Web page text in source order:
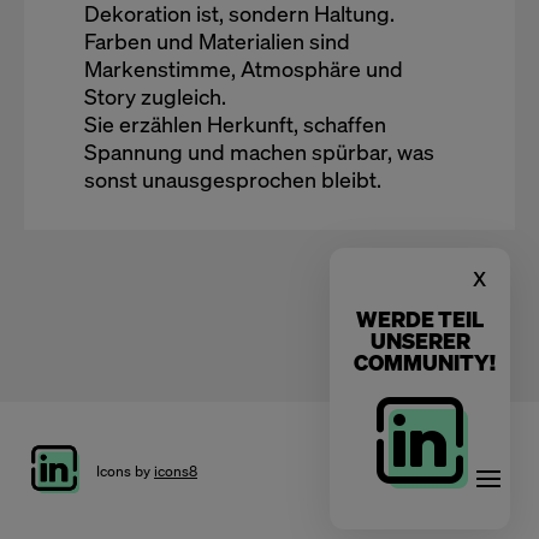
Dekoration ist, sondern Haltung.
Farben und Materialien sind
Markenstimme, Atmosphäre und
Story zugleich.
Sie erzählen Herkunft, schaffen
Spannung und machen spürbar, was
sonst unausgesprochen bleibt.
Icons by icons8
x
WERDE TEIL
UNSERER
COMMUNITY!